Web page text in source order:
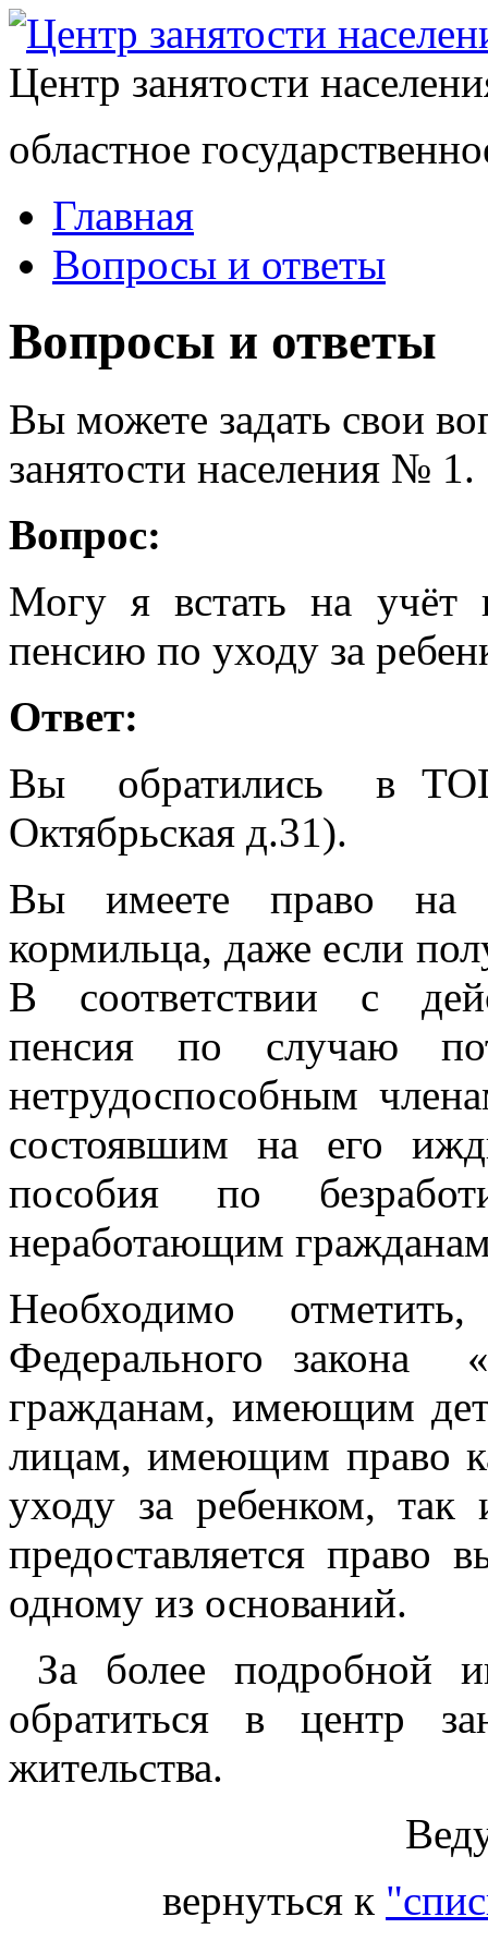
Центр занятости
областное
Главная
Вопросы и ответы
Вопросы и ответы
Вы можете задать свои
занятости населения № 1.
Вопрос:
Могу я встать на учёт
пенсию по уходу за
Ответ:
Вы обратились в
Октябрьская д.31).
Вы имеете право на
кормильца, даже если
В соответствии с
пенсия по случаю
нетрудоспособным
состоявшим на его
пособия по
неработающим
Необходимо
Федерального закона
гражданам, имеющим
лицам, имеющим право
уходу за ребенком, так
предоставляется
одному из оснований.
За более подробной
обратиться в центр
жительства.
вернуться к